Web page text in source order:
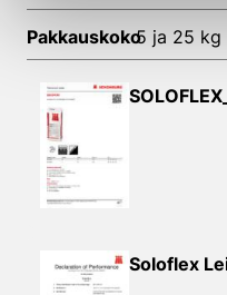
Pakkauskoko5 ja 25 kg
Soloflex